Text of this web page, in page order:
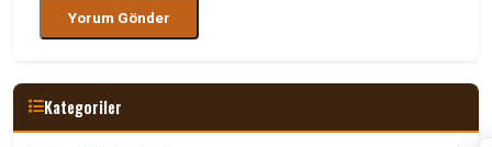
Kategoriler